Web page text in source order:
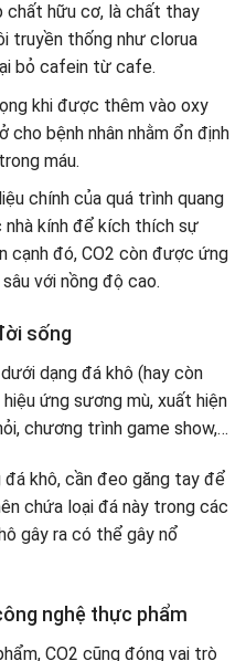
chất hữu cơ, là chất thay
truyền thống như clorua
bỏ cafein từ cafe.
khi được thêm vào oxy
bệnh nhân nhằm ổn định
máu.
chính của quá trình quang
kính để kích thích sự
cạnh đó, CO2 còn được ứng
với nồng độ cao.
sống
dạng đá khô (hay còn
ứng sương mù, xuất hiện
chương trình game show,…
đá khô, cần đeo găng tay để
chứa loại đá này trong các
gây ra có thể gây nổ
nghệ thực phẩm
CO2 cũng đóng vai trò